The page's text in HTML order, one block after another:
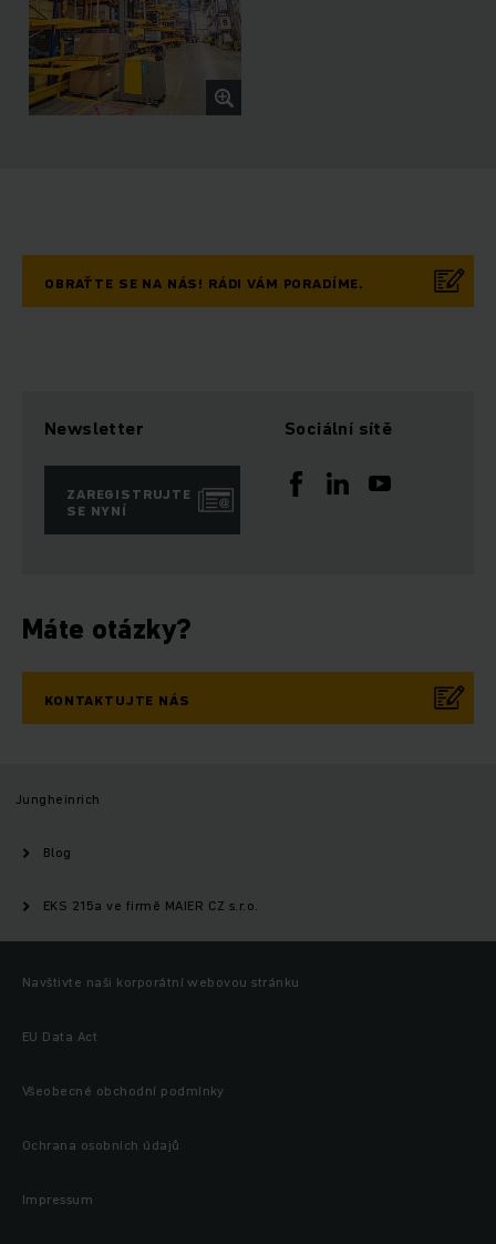
OBRAŤTE SE NA NÁS! RÁDI VÁM PORADÍME.
Newsletter
ZAREGISTRUJTE
SE NYNÍ
Sociální sítě
Máte otázky?
KONTAKTUJTE NÁS
Jungheinrich
Blog
EKS 215a ve firmě MAIER CZ s.r.o.
Navštivte naši korporátní webovou stránku
EU Data Act
Všeobecné obchodní podmínky
Ochrana osobních údajů
Impressum